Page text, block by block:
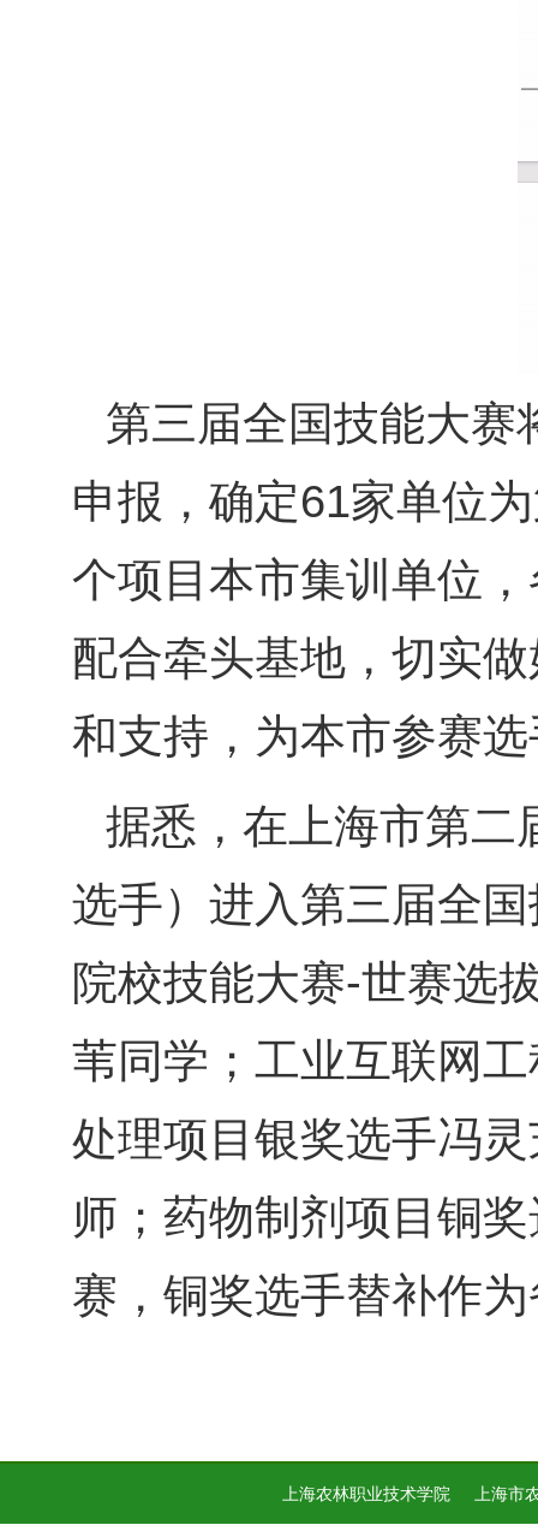
第三届全国技能大赛
申报，确定61家单位
个项目本市集训单位
配合牵头基地，切实
和支持，为本市参赛
据悉，在上海市第二
选手）进入第三届全
院校技能大赛-世赛选
苇同学；工业互联网
处理项目银奖选手冯
师；药物制剂项目铜
赛，铜奖选手替补作
上海农林职业技术学院 上海市